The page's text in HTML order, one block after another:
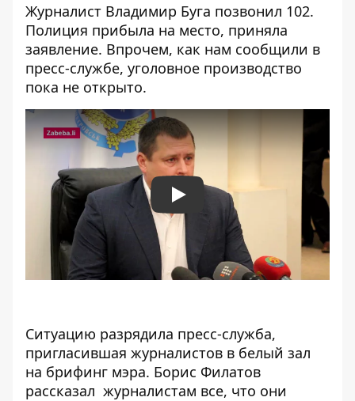
Журналист Владимир Буга позвонил 102.
Полиция прибыла на место, приняла
заявление. Впрочем, как нам сообщили в
пресс-службе, уголовное производство
пока не открыто.
Play
Ситуацию разрядила пресс-служба,
пригласившая журналистов в белый зал
на брифинг мэра. Борис Филатов
рассказал журналистам все, что они